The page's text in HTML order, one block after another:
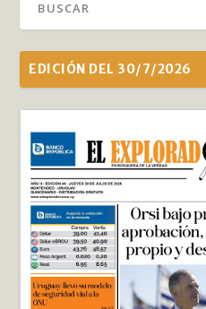
EDICIÓN DEL 30/7/2026